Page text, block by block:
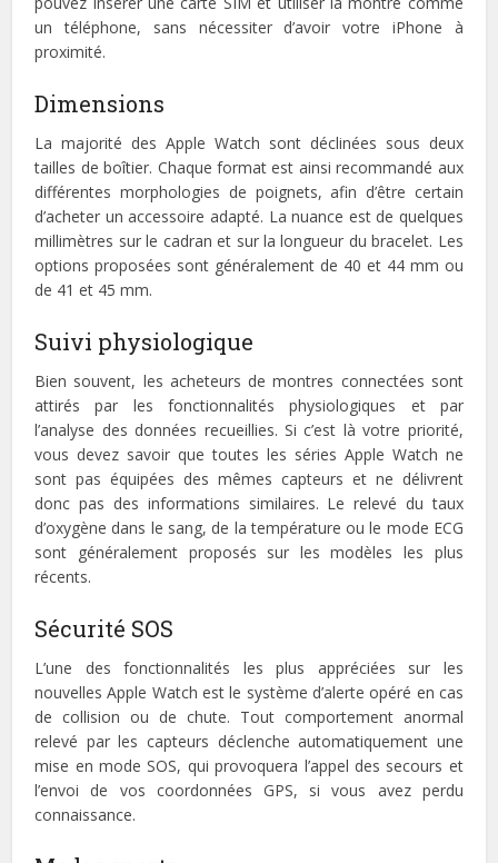
un téléphone, sans nécessiter d’avoir votre iPhone à
proximité.
Dimensions
La majorité des Apple Watch sont déclinées sous deux
tailles de boîtier. Chaque format est ainsi recommandé aux
différentes morphologies de poignets, afin d’être certain
d’acheter un accessoire adapté. La nuance est de quelques
millimètres sur le cadran et sur la longueur du bracelet. Les
options proposées sont généralement de 40 et 44 mm ou
de 41 et 45 mm.
Suivi physiologique
Bien souvent, les acheteurs de montres connectées sont
attirés par les fonctionnalités physiologiques et par
l’analyse des données recueillies. Si c’est là votre priorité,
vous devez savoir que toutes les séries Apple Watch ne
sont pas équipées des mêmes capteurs et ne délivrent
donc pas des informations similaires. Le relevé du taux
d’oxygène dans le sang, de la température ou le mode ECG
sont généralement proposés sur les modèles les plus
récents.
Sécurité SOS
L’une des fonctionnalités les plus appréciées sur les
nouvelles Apple Watch est le système d’alerte opéré en cas
de collision ou de chute. Tout comportement anormal
relevé par les capteurs déclenche automatiquement une
mise en mode SOS, qui provoquera l’appel des secours et
l’envoi de vos coordonnées GPS, si vous avez perdu
connaissance.